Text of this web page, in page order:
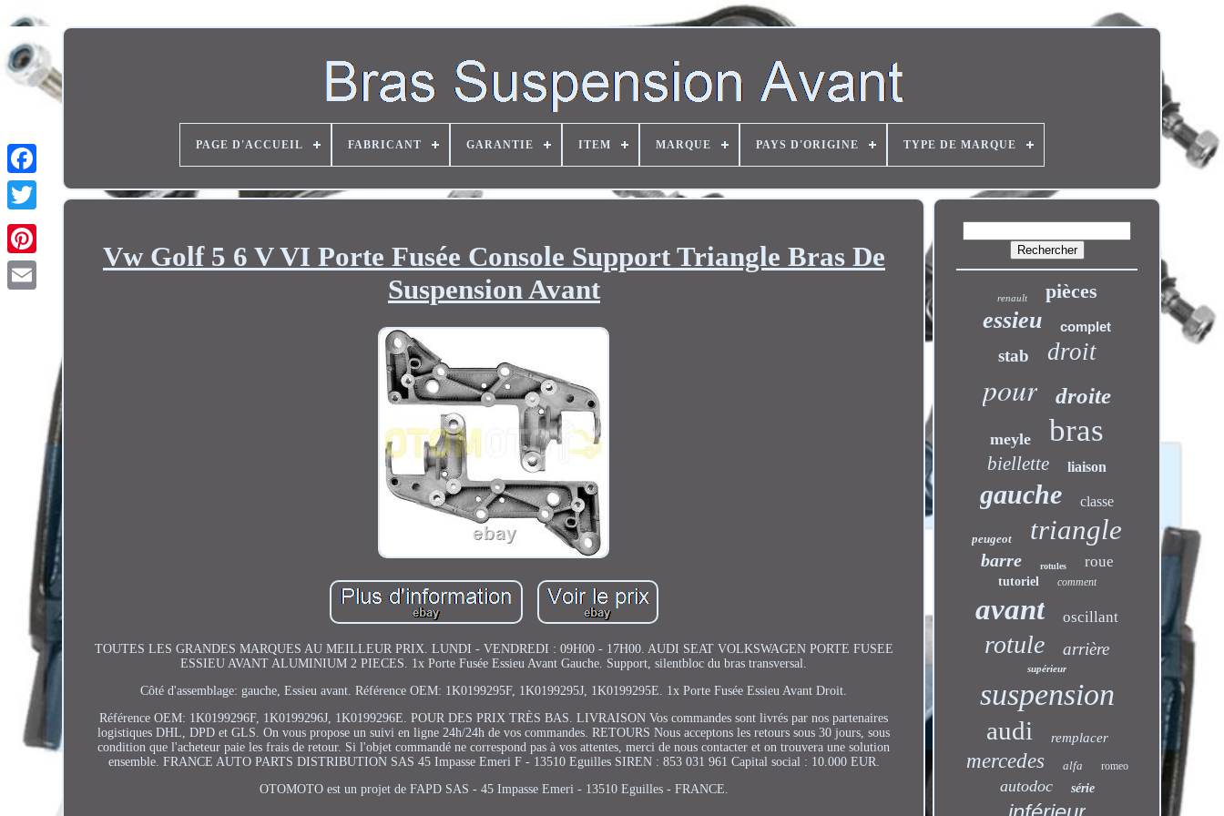
Twitter
PAGE D'ACCUEIL FABRICANT GARANTIE ITEM MARQUE PAYS D'ORIGINE TYPE DE MARQUE
Vw Golf 5 6 V VI Porte Fusée Console Support Triangle Bras De
Suspension Avant
TOUTES LES GRANDES MARQUES AU MEILLEUR PRIX. LUNDI - VENDREDI : 09H00 - 17H00. AUDI SEAT VOLKSWAGEN PORTE FUSEE
ESSIEU AVANT ALUMINIUM 2 PIECES. 1x Porte Fusée Essieu Avant Gauche. Support, silentbloc du bras transversal.
Côté d'assemblage: gauche, Essieu avant. Référence OEM: 1K0199295F, 1K0199295J, 1K0199295E. 1x Porte Fusée Essieu Avant Droit.
Référence OEM: 1K0199296F, 1K0199296J, 1K0199296E. POUR DES PRIX TRÈS BAS. LIVRAISON Vos commandes sont livrés par nos partenaires
logistiques DHL, DPD et GLS. On vous propose un suivi en ligne 24h/24h de vos commandes. RETOURS Nous acceptons les retours sous 30 jours, sous
condition que l'acheteur paie les frais de retour. Si l'objet commandé ne correspond pas à vos attentes, merci de nous contacter et on trouvera une solution
ensemble. FRANCE AUTO PARTS DISTRIBUTION SAS 45 Impasse Emeri F - 13510 Eguilles SIREN : 853 031 961 Capital social : 10.000 EUR.
OTOMOTO est un projet de FAPD SAS - 45 Impasse Emeri - 13510 Eguilles - FRANCE.
renault pièces
essieu complet
stab droit
pour droite
meyle bras
biellette liaison
gauche classe
peugeot triangle
barre rotules roue
tutoriel comment
avant oscillant
rotule arrière
supérieur
suspension
audi remplacer
mercedes alfa romeo
autodoc série